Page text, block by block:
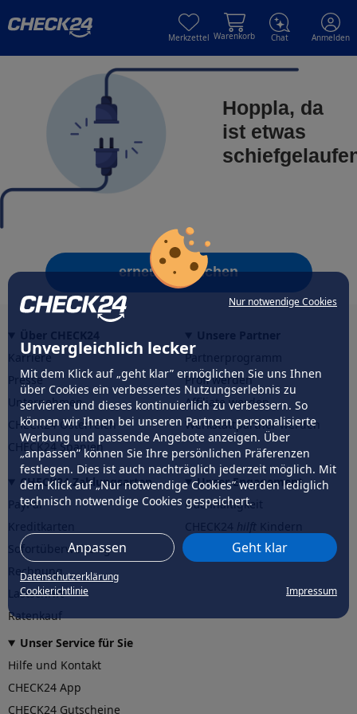
Nur notwendige Cookies
Unvergleichlich lecker
Mit dem Klick auf „geht klar” ermöglichen Sie uns Ihnen
über Cookies ein verbessertes Nutzungserlebnis zu
servieren und dieses kontinuierlich zu verbessern. So
können wir Ihnen bei unseren Partnern personalisierte
Werbung und passende Angebote anzeigen. Über
„anpassen” können Sie Ihre persönlichen Präferenzen
festlegen. Dies ist auch nachträglich jederzeit möglich. Mit
dem Klick auf „Nur notwendige Cookies” werden lediglich
technisch notwendige Cookies gespeichert.
Anpassen Geht klar
Datenschutzerklärung
Cookierichtlinie
Impressum
Merkzettel Warenkorb Chat Anmelden
Hoppla, da
ist etwas
erneut versuchen
Karriere
Presse
Unternehmen
CHECK24 Österreich
CHECK24 Spanien
Partnerprogramm
Profi werden
Affiliate werden
Werkstattpartner werden
CHECK24 Zahlungsarten
PayPal
Sofortüberweisung
Rechnung
Lastschrift
Ratenkauf
Unser Engagement
Nachhaltigkeit
CHECK24hilftder Natur
Unser Service für Sie
Hilfe und Kontakt
CHECK24 App
CHECK24 Gutscheine